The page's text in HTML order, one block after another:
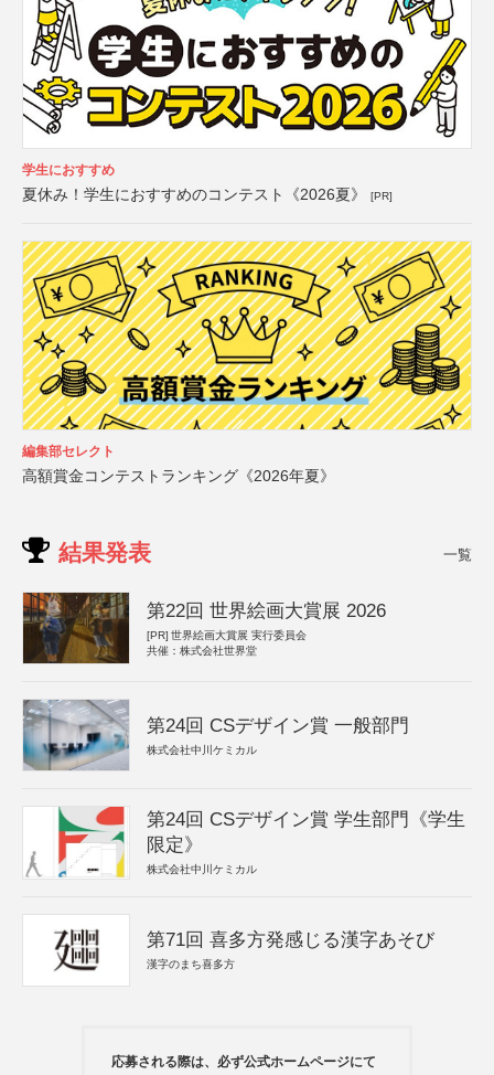
学生におすすめ
夏休み！学生におすすめのコンテスト《2026夏》 [PR]
編集部セレクト
高額賞金コンテストランキング《2026年夏》
結果発表 一覧
第22回 世界絵画大賞展 2026
[PR] 世界絵画大賞展 実行委員会
共催：株式会社世界堂
第24回 CSデザイン賞 一般部門
株式会社中川ケミカル
第24回 CSデザイン賞 学生部門《学生
限定》
株式会社中川ケミカル
第71回 喜多方発感じる漢字あそび
漢字のまち喜多方
応募される際は、必ず公式ホームページにて